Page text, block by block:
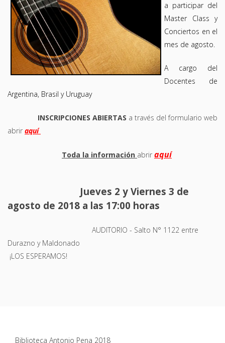
a participar del
Master Class y
Conciertos en el
mes de agosto.
A cargo del
Docentes de
Argentina, Brasil y Uruguay
INSCRIPCIONES ABIERTAS a través del formulario web
abrir aquí
Toda la información abrir aquí
Jueves 2 y Viernes 3 de
agosto de 2018 a las 17:00 horas
AUDITORIO - Salto N° 1122 entre
Durazno y Maldonado
¡LOS ESPERAMOS!
Biblioteca Antonio Pena 2018